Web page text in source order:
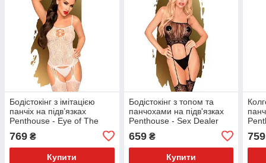
Бодістокінг з імітацією
панчіх на підв’язках
Penthouse - Eye of The
769 ₴
Купити
Бодістокінг з топом та
панчохами на підв'язках
Penthouse - Sex Dealer
659₴
Купити
759